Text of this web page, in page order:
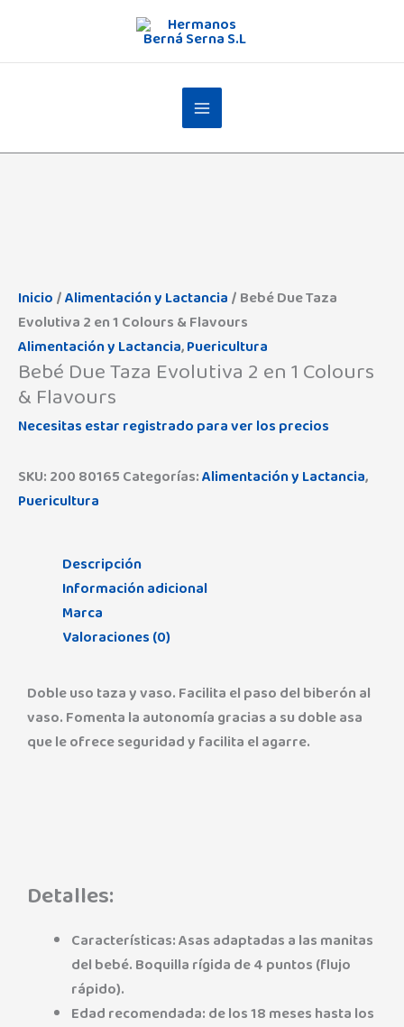
contenido
Inicio/Alimentación y Lactancia/ Bebé Due Taza
Evolutiva 2 en 1 Colours & Flavours
Alimentación y Lactancia,Puericultura
Bebé Due Taza Evolutiva 2 en 1 Colours
& Flavours
Necesitas estar registrado para ver los precios
SKU:200 80165Categorías:Alimentación y Lactancia,
Puericultura
Descripción
Información adicional
Marca
Valoraciones (0)
Doble uso taza y vaso. Facilita el paso del biberón al
vaso. Fomenta la autonomía gracias a su doble asa
que le ofrece seguridad y facilita el agarre.
Detalles:
Características: Asas adaptadas a las manitas
del bebé. Boquilla rígida de 4 puntos (flujo
rápido).
Edad recomendada: de los 18 meses hasta los